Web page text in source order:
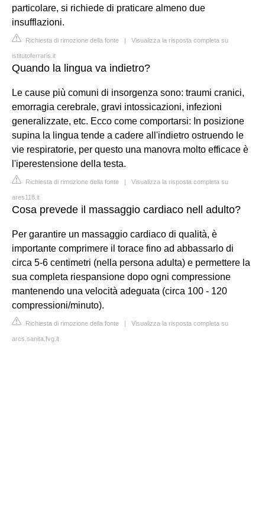
particolare, si richiede di praticare almeno due
insufflazioni.
Richiesta di rimozione della fonte | Visualizza la risposta completa su
istitutoferraris.it
Quando la lingua va indietro?
Le cause più comuni di insorgenza sono: traumi cranici,
emorragia cerebrale, gravi intossicazioni, infezioni
generalizzate, etc. Ecco come comportarsi: In posizione
supina la lingua tende a cadere all'indietro ostruendo le
vie respiratorie, per questo una manovra molto efficace è
l'iperestensione della testa.
Richiesta di rimozione della fonte | Visualizza la risposta completa su
ares118.it
Cosa prevede il massaggio cardiaco nell adulto?
Per garantire un massaggio cardiaco di qualità, è
importante comprimere il torace fino ad abbassarlo di
circa 5-6 centimetri (nella persona adulta) e permettere la
sua completa riespansione dopo ogni compressione
mantenendo una velocità adeguata (circa 100 - 120
compressioni/minuto).
Richiesta di rimozione della fonte | Visualizza la risposta completa su
arcs.sanita.fvg.it